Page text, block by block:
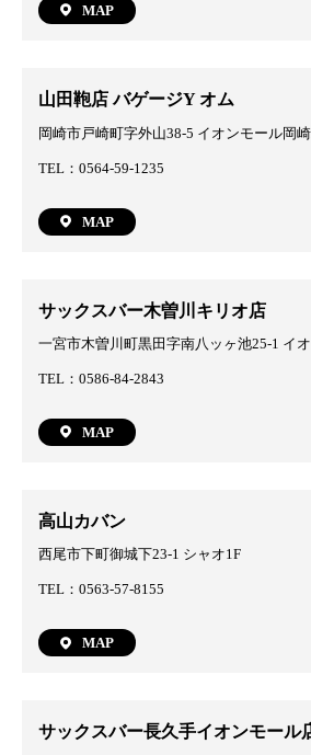
MAP
山田鞄店 バゲージY オム
岡崎市戸崎町字外山38-5 イオンモール岡
TEL：0564-59-1235
MAP
サックスバー木曽川キリオ店
一宮市木曽川町黒田字南八ッヶ池25-1 イ
TEL：0586-84-2843
MAP
高山カバン
西尾市下町御城下23-1 シャオ1F
TEL：0563-57-8155
MAP
サックスバー長久手イオンモール